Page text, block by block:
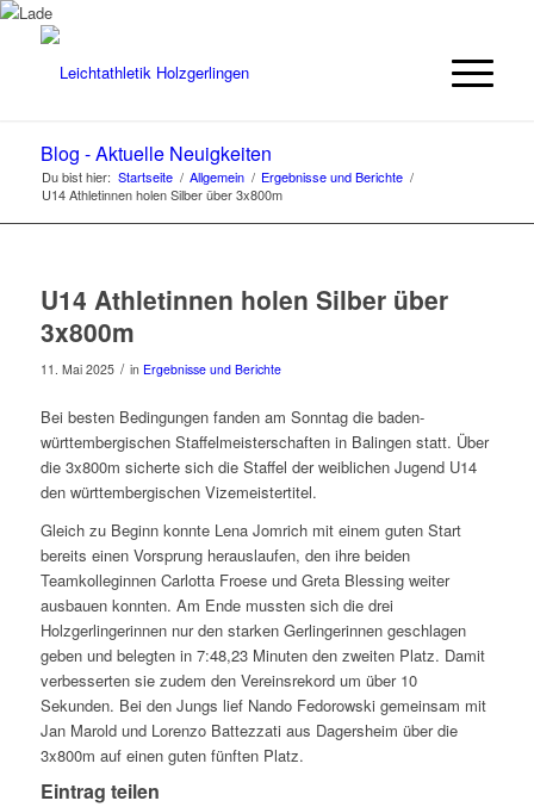
Blog - Aktuelle Neuigkeiten
Du bist hier: Startseite / Allgemein / Ergebnisse und Berichte /
U14 Athletinnen holen Silber über 3x800m
U14 Athletinnen holen Silber über
3x800m
11. Mai 2025 / in Ergebnisse und Berichte
Bei besten Bedingungen fanden am Sonntag die baden-
württembergischen Staffelmeisterschaften in Balingen statt. Über
die 3x800m sicherte sich die Staffel der weiblichen Jugend U14
den württembergischen Vizemeistertitel.
Gleich zu Beginn konnte Lena Jomrich mit einem guten Start
bereits einen Vorsprung herauslaufen, den ihre beiden
Teamkolleginnen Carlotta Froese und Greta Blessing weiter
ausbauen konnten. Am Ende mussten sich die drei
Holzgerlingerinnen nur den starken Gerlingerinnen geschlagen
geben und belegten in 7:48,23 Minuten den zweiten Platz. Damit
verbesserten sie zudem den Vereinsrekord um über 10
Sekunden. Bei den Jungs lief Nando Fedorowski gemeinsam mit
Jan Marold und Lorenzo Battezzati aus Dagersheim über die
3x800m auf einen guten fünften Platz.
Eintrag teilen